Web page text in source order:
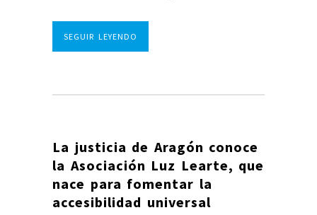
SEGUIR LEYENDO
La justicia de Aragón conoce
la Asociación Luz Learte, que
nace para fomentar la
accesibilidad universal